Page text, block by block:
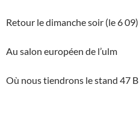
Retour le dimanche soir (le 6 09)
Au salon européen de l’ulm
Où nous tiendrons le stand 47